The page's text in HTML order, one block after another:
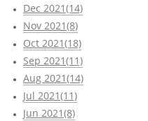
Dec 2021(14)
Nov 2021(8)
Oct 2021(18)
Sep 2021(11)
Aug 2021(14)
Jul 2021(11)
Jun 2021(8)